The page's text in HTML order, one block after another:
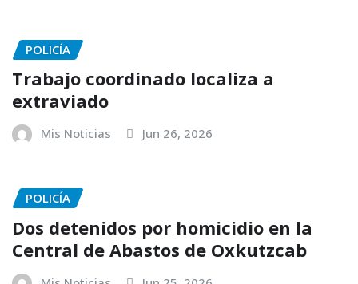
POLICÍA
Trabajo coordinado localiza a
extraviado
Mis Noticias Jun 26, 2026
POLICÍA
Dos detenidos por homicidio en la
Central de Abastos de Oxkutzcab